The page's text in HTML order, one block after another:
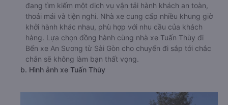
đang tìm kiếm một dịch vụ vận tải hành khách an toàn,
thoải mái và tiện nghi. Nhà xe cung cấp nhiều khung giờ
khởi hành khác nhau, phù hợp với nhu cầu của khách
hàng. Lựa chọn đồng hành cùng nhà xe Tuấn Thùy đi
Bến xe An Sương từ Sài Gòn cho chuyến đi sắp tới chắc
chắn sẽ không làm bạn thất vọng.
b. Hình ảnh xe Tuấn Thùy